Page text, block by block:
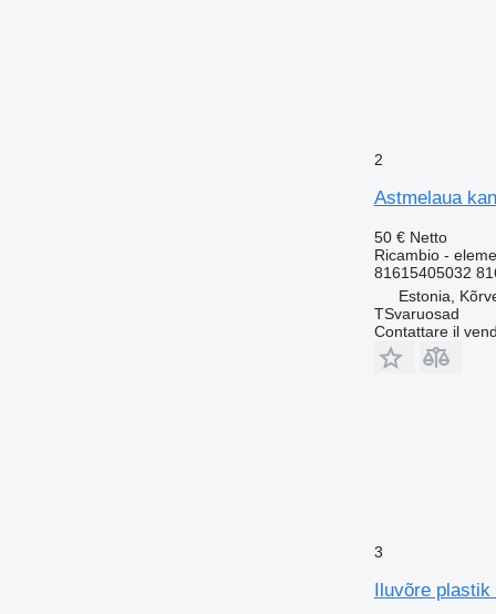
2
Astmelaua
50 € Netto
Ricambio -
81615405032
Estonia,
TSvaruosad
Contattare il
3
Iluvõre plastik